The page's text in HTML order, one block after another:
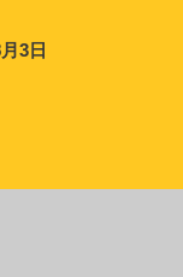
3日